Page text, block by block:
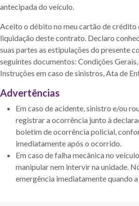
antecipada do veículo.
Aceito o débito no meu cartão de crédito
liquidação deste contrato. Declaro
suas partes as estipulações do presente
seguintes documentos: Condições
Instruções em caso de sinistros, Ata de
Advertências
Em caso de acidente, sinistro e/ou
registrar a ocorrência junto à
boletim de ocorrência policial,
imediatamente após o ocorrido.
Em caso de falha mecânica no
manipular nem intervir na unidade.
emergência imediatamente quando